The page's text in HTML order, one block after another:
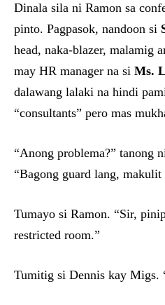
Dinala sila ni Ramon sa
pinto. Pagpasok, nandoon si
head, naka-blazer, malamig
may HR manager na si Ms.
dalawang lalaki na hindi
“consultants” pero mas
“Anong problema?” tanong
“Bagong guard lang, makulit
Tumayo si Ramon. “Sir,
restricted room.”
Tumitig si Dennis kay Migs.